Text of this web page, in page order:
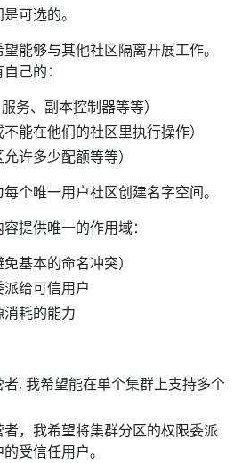
可选的。
能够与其他社区隔离开展工作。
己的：
务、副本控制器等等）
能在他们的社区里执行操作）
许多少配额等等）
个唯一用户社区创建名字空间。
提供唯一的作用域：
基本的命名冲突）
给可信用户
耗的能力
, 我希望能在单个集群上支持多个
，我希望将集群分区的权限委派
受信任用户。